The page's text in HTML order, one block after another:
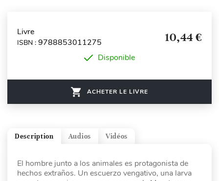
Livre
ISBN : 9788853011275 10,44 €
Disponible
ACHETER LE LIVRE
Vidéos
Audios
Description
El hombre junto a los animales es protagonista de
hechos extraños. Un escuerzo vengativo, una larva